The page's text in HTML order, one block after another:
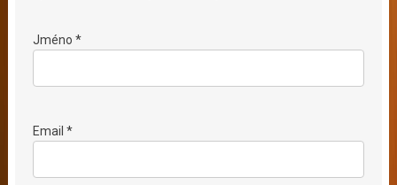
Jméno *
Email *